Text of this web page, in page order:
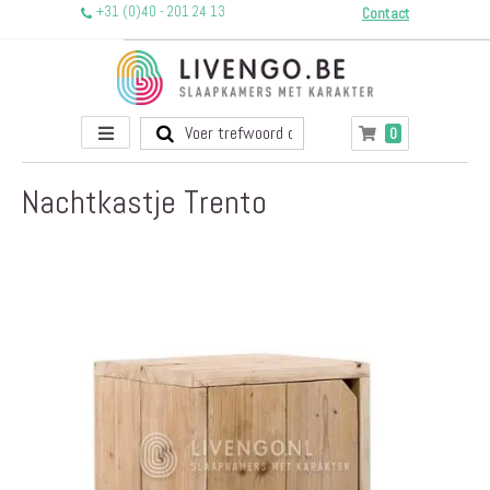
+31 (0)40 - 201 24 13 Contact
Toggle
Nav
Winkelwagen
0producten
Nachtkastje Trento
afbeeldingen-